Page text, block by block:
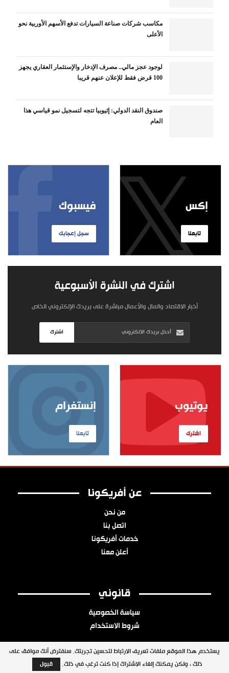
مكاسب شركات صناعة السيارات تدفع الأسهم الأوربية نحو
الأعلى
لوجود عجز مالي.. مصرف الإدخار والإستثمار العقاري يجهز
100 قرض فقط للإعلان عنهم قريبا
صندوق النقد الدولي: إثيوبيا تتجه لتسجيل نمو قياسي هذا
العام
فيسبوك
سجل إعجابك
إكس
تابعنا
اشترك في النشرة الأسبوعية
أخبار الاقتصاد والمال والأعمال مباشرة على بريدك الإلكتروني الخاص
اشترك
إنستغرام
تابعنا
يوتيوب
اشترك
عن أفريكونا
من نحن
اتصل بنا
خدمات أفريكونا
أعلن معنا
قانوني
سياسة الخصوصية
شروط الاستخدام
جميع الحقوق محفوظة © 2026 شبكة أفريكونا
يستخدم هذا الموقع ملفات تعريف الارتباط لتحسين تجربتك. سنفترض أنك موافق على
ذلك ، ولكن يمكنك إلغاء الاشتراك إذا كنت ترغب في ذلك.
قبول